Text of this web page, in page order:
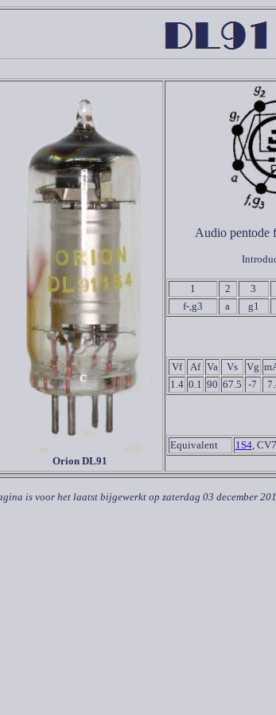
Orion DL91
Audio pentode
1 2 3
f-,g3
a g1
Vf Af Va Vs Vg
1.4 0.1 90 67.5 -7
Equivalent 1S4,
is voor het laatst bijgewerkt op zaterdag 03 december